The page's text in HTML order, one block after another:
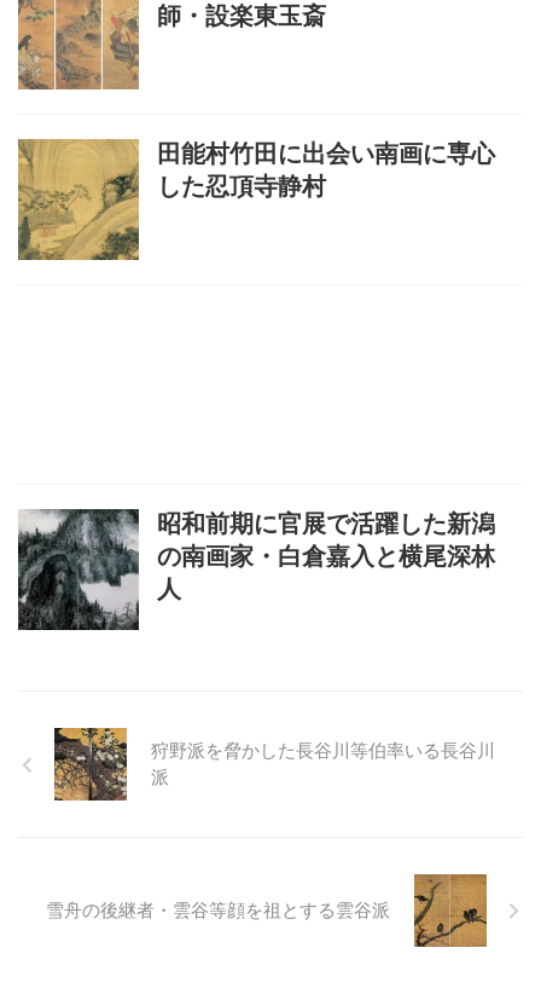
師・設楽東玉斎
田能村竹田に出会い南画に専心
した忍頂寺静村
昭和前期に官展で活躍した新潟
の南画家・白倉嘉入と横尾深林
人
狩野派を脅かした長谷川等伯率いる長谷川
派
雪舟の後継者・雲谷等顔を祖とする雲谷派